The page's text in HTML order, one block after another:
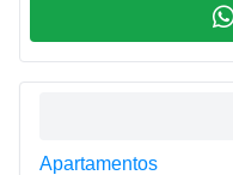
Apartamentos